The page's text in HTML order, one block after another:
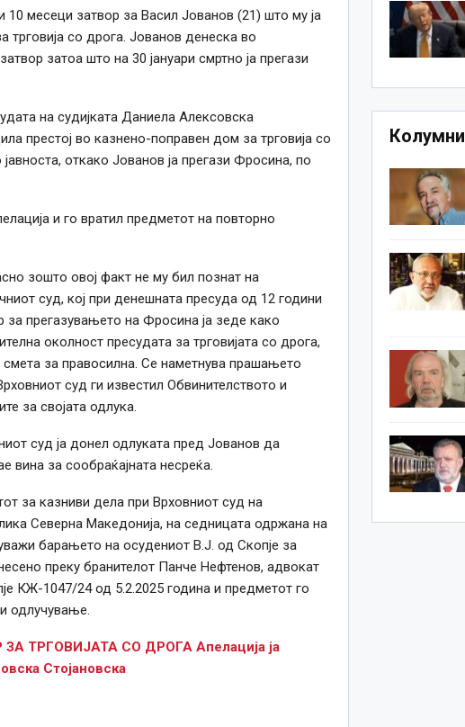
10 месеци затвор за Васил Јованов (21) што му ја
трговија со дрога. Јованов денеска во
затоа што на 30 јануари смртно ја прегази
на судијката Даниела Алексовска
престој во казнено-поправен дом за трговија со
откако Јованов ја прегази Фросина, по
и го вратил предметот на повторно
зошто овој факт не му бил познат на
суд, кој при денешната пресуда од 12 години
за прегазувањето на Фросина ја зеде како
околност пресудата за трговијата со дрога,
смета за правосилна. Се наметнува прашањето
суд ги известил Обвинителството и
за својата одлука.
суд ја донел одлуката пред Јованов да
вина за сообраќајната несреќа.
за казниви дела при Врховниот суд на
Северна Македонија, на седницата одржана на
барањето на осудениот В.Ј. од Скопје за
преку бранителот Панче Нефтенов, адвокат
КЖ-1047/24 од 5.2.2025 година и предметот го
одлучување.
ТРГОВИЈАТА СО ДРОГА Апелација ја
Стојановска
Колумни